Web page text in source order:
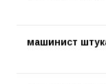
машинист